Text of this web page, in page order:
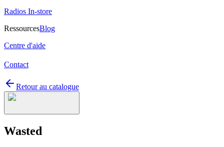
Radios In-store
RessourcesBlog
Centre d'aide
Contact
Retour au catalogue
Wasted